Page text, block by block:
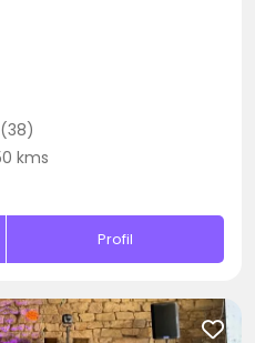
kms
Profil